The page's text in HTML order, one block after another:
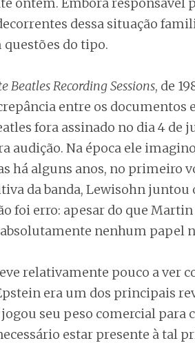
dessa situação
do tipo.
Beatles Recording Sessions, de
entre os documentos
fora assinado no dia 4 de
audição. Na época ele
há alguns anos, no primeiro
da banda, Lewisohn juntou
foi erro: apesar do que
nenhum papel
relativamente pouco a ver
era um dos principais
seu peso comercial
estar presente à tal